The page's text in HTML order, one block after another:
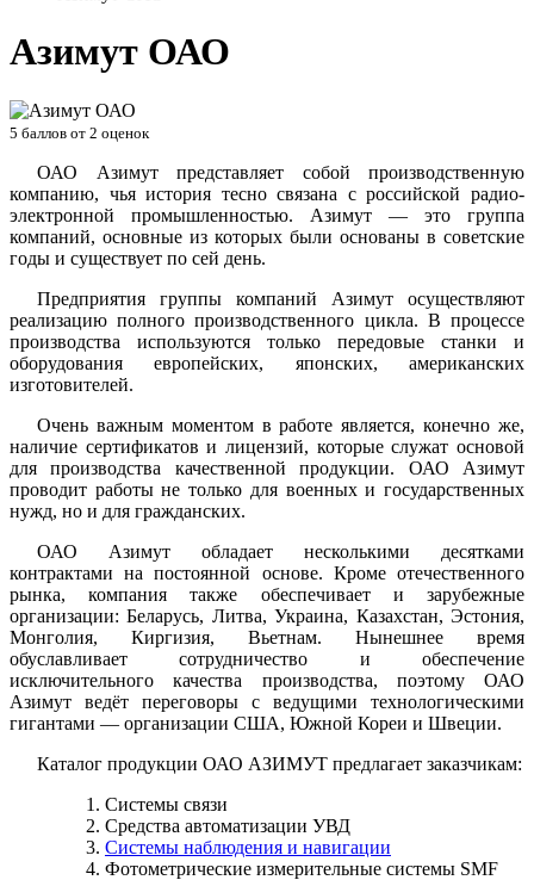
Азимут ОАО
5 баллов от 2 оценок
ОАО Азимут представляет собой производственную
компанию, чья история тесно связана с российской радио-
электронной промышленностью. Азимут — это группа
компаний, основные из которых были основаны в советские
годы и существует по сей день.
Предприятия группы компаний Азимут осуществляют
реализацию полного производственного цикла. В процессе
производства используются только передовые станки и
оборудования европейских, японских, американских
изготовителей.
Очень важным моментом в работе является, конечно же,
наличие сертификатов и лицензий, которые служат основой
для производства качественной продукции. ОАО Азимут
проводит работы не только для военных и государственных
нужд, но и для гражданских.
ОАО Азимут обладает несколькими десятками
контрактами на постоянной основе. Кроме отечественного
рынка, компания также обеспечивает и зарубежные
организации: Беларусь, Литва, Украина, Казахстан, Эстония,
Монголия, Киргизия, Вьетнам. Нынешнее время
обуславливает сотрудничество и обеспечение
исключительного качества производства, поэтому ОАО
Азимут ведёт переговоры с ведущими технологическими
гигантами — организации США, Южной Кореи и Швеции.
Каталог продукции ОАО АЗИМУТ предлагает заказчикам:
Системы связи
Средства автоматизации УВД
Системы наблюдения и навигации
Фотометрические измерительные системы SMF